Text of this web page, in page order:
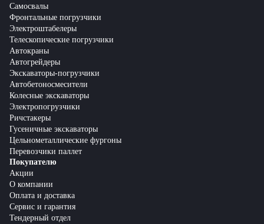
Самосвалы
Фронтальные погрузчики
Электроштабелеры
Телескопические погрузчики
Автокраны
Автогрейдеры
Экскаваторы-погрузчики
Автобетоносмесители
Колесные экскаваторы
Электропогрузчики
Ричстакеры
Гусеничные экскаваторы
Цельнометаллические фургоны
Перевозчики паллет
Покупателю
Акции
О компании
Оплата и доставка
Сервис и гарантия
Тендерный отдел